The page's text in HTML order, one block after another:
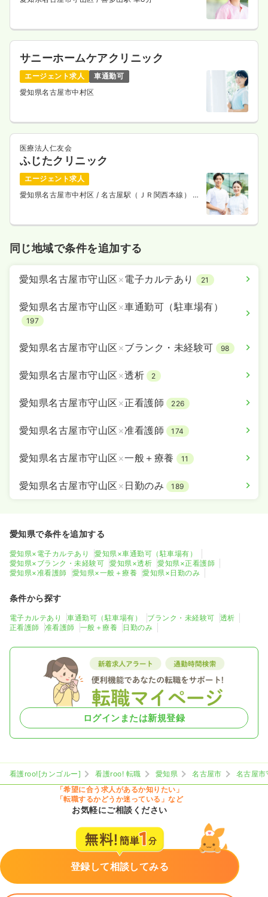
日勤のみ（常勤） 一時募集休止
日曜休み
4週8休以上
担当業務未経験可
月給28万円以上可
気になる
サニーホームケアクリニック
エージェント求人
車通勤可
愛知県名古屋市中村区
医療法人仁友会
ふじたクリニック
エージェント求人
愛知県名古屋市中村区 / 名古屋駅（ＪＲ関西本線） 徒
同じ地域で条件を追加する
愛知県名古屋市守山区 ×電子カルテあり 21
愛知県名古屋市守山区 ×車通勤可（駐車場有）
197
愛知県名古屋市守山区 ×ブランク・未経験可 98
愛知県名古屋市守山区 ×透析 2
愛知県名古屋市守山区 ×正看護師 226
愛知県名古屋市守山区 ×准看護師 174
愛知県名古屋市守山区 ×一般＋療養 11
愛知県名古屋市守山区 × 日勤のみ 189
愛知県で条件を追加する
愛知県×電子カルテあり
愛知県×車通勤可（駐車場有）
愛知県×ブランク・未経験可
愛知県×透析
愛知県×正看護師
愛知県×准看護師
愛知県×一般＋療養 愛知県×日勤のみ
条件から探す
電子カルテあり 車通勤可（駐車場有） ブランク・未経験可
透析
正看護師
准看護師 一般＋療養 日勤のみ
ログインまたは新規登録
看護roo![カンゴルー] 看護roo! 転職 愛知県 名古屋市
名古屋市
「希望に合う求人があるか知りたい」
「転職するかどうか迷っている」など
お気軽にご相談ください
登録して相談してみる